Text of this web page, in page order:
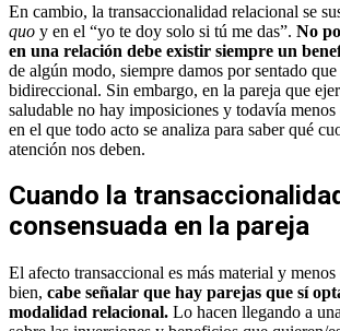
En cambio, la transaccionalidad relacional se
quo y en el “yo te doy solo si tú me das”. No
en una relación debe existir siempre un
de algún modo, siempre damos por sentado
bidireccional. Sin embargo, en la pareja que
saludable no hay imposiciones y todavía
en el que todo acto se analiza para saber qué
atención nos deben.
Cuando la
consensuada en la pareja
El afecto transaccional es más material y
bien, cabe señalar que hay parejas que sí
modalidad relacional. Lo hacen llegando a